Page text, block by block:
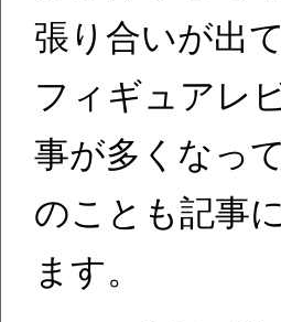
張り合いが出
フィギュアレ
事が多くなっ
のことも記事
ます。